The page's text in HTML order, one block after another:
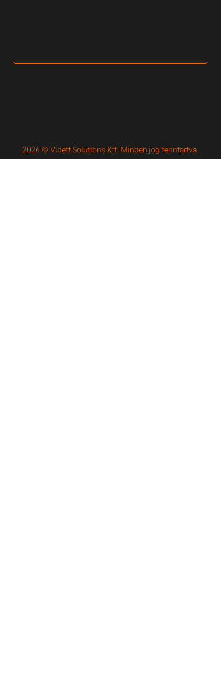
2026 © Vidett Solutions Kft. Minden jog fenntartva.